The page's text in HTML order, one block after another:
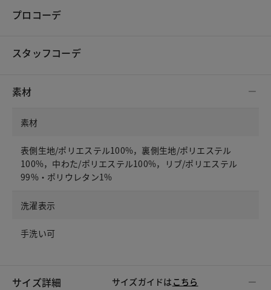
プロコーデ
スタッフコーデ
素材
素材
表側生地/ポリエステル100%，裏側生地/ポリエステル
100%，中わた/ポリエステル100%，リブ/ポリエステル
99%・ポリウレタン1%
洗濯表示
手洗い可
サイズ詳細 サイズガイドは こちら